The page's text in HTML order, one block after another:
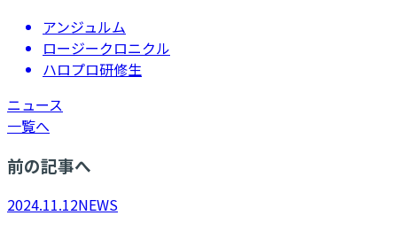
アンジュルム
ロージークロニクル
ハロプロ研修生
ニュース
一覧へ
前の記事へ
2024.11.12NEWS